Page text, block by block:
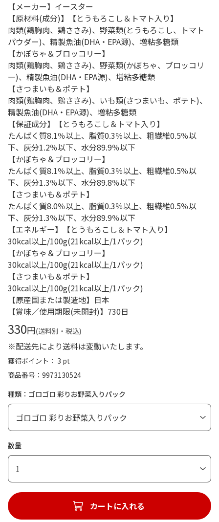
【メーカー】イースター
【原材料(成分)】【とうもろこし＆トマト入り】
肉類(鶏胸肉、鶏ささみ)、野菜類(とうもろこし、トマト
パウダー)、精製魚油(DHA・EPA源)、増粘多糖類
【かぼちゃ＆ブロッコリー】
肉類(鶏胸肉、鶏ささみ)、野菜類(かぼちゃ、ブロッコリ
ー)、精製魚油(DHA・EPA源)、増粘多糖類
【さつまいも＆ポテト】
肉類(鶏胸肉、鶏ささみ)、いも類(さつまいも、ポテト)、
精製魚油(DHA・EPA源)、増粘多糖類
【保証成分】【とうもろこし＆トマト入り】
たんぱく質8.1％以上、脂質0.3％以上、粗繊維0.5％以
下、灰分1.2％以下、水分89.9％以下
【かぼちゃ＆ブロッコリー】
たんぱく質8.1％以上、脂質0.3％以上、粗繊維0.5％以
下、灰分1.3％以下、水分89.8％以下
【さつまいも＆ポテト】
たんぱく質8.0％以上、脂質0.3％以上、粗繊維0.5％以
下、灰分1.3％以下、水分89.9％以下
【エネルギー】【とうもろこし＆トマト入り】
30kcal以上/100g(21kcal以上/1パック)
【かぼちゃ＆ブロッコリー】
30kcal以上/100g(21kcal以上/1パック)
【さつまいも＆ポテト】
30kcal以上/100g(21kcal以上/1パック)
【原産国または製造地】日本
【賞味／使用期限(未開封)】730日
330円(送料別・税込)
※配送先により送料は変動いたします。
獲得ポイント： 3 pt
商品番号
9973130524
種類：ゴロゴロ 彩りお野菜入りパック
数量
1
カートに入れる